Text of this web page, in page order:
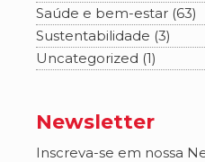
Saúde e bem-estar (63)
Sustentabilidade (3)
Uncategorized (1)
Newsletter
Inscreva-se em nossa